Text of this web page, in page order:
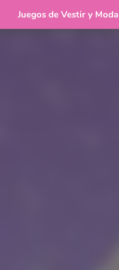
Juegos de Vestir y Moda